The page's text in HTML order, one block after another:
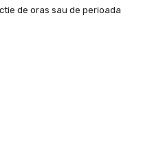
de oras sau de perioada